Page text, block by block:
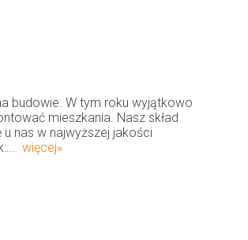
budowie. W tym roku wyjątkowo
mieszkania. Nasz skład
nas w najwyższej jakości
więcej»